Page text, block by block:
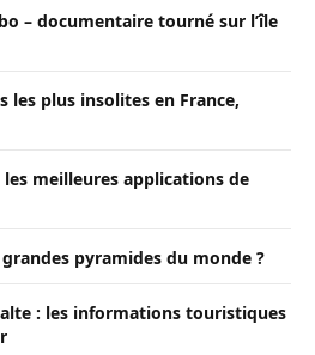
– documentaire tourné sur l’île
les plus insolites en France,
les meilleures applications de
pyramides du monde ?
: les informations touristiques